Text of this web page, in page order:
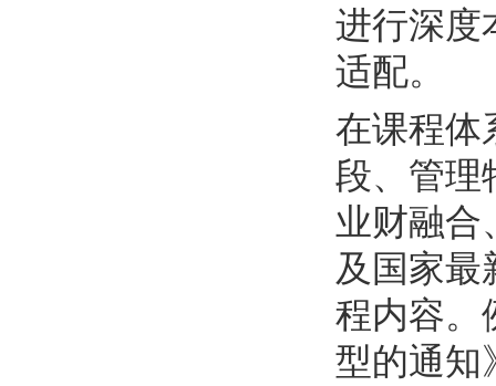
进行深度
适配。
在课程体
段、管理
业财融合
及国家最
程内容。
型的通知